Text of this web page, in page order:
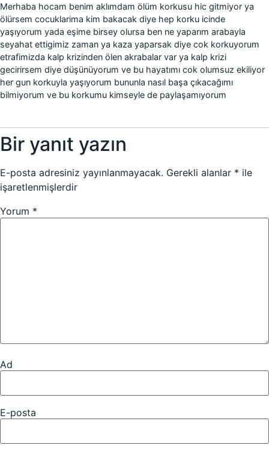
Merhaba hocam benim aklımdam ölüm korkusu hic gitmiyor ya
ölürsem cocuklarima kim bakacak diye hep korku icinde
yaşıyorum yada eşime birsey olursa ben ne yaparım arabayla
seyahat ettigimiz zaman ya kaza yaparsak diye cok korkuyorum
etrafimizda kalp krizinden ölen akrabalar var ya kalp krizi
gecirirsem diye düşünüyorum ve bu hayatımı cok olumsuz ekiliyor
her gun korkuyla yaşıyorum bununla nasıl başa çıkacağımı
bilmiyorum ve bu korkumu kimseyle de paylaşamıyorum
Bir yanıt yazın
E-posta adresiniz yayınlanmayacak. Gerekli alanlar * ile
işaretlenmişlerdir
Yorum *
Ad
E-posta